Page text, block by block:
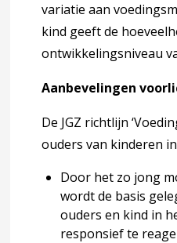
over 3 Signaleren,
over 3 Signaleren,
gewichtscurve
variatie aan
kind geeft de
ontwikkelingsniveau
Aanbevelingen
De JGZ richtlijn
ouders van kinderen
Door het zo jong
wordt de basis
ouders en kind in
responsief te